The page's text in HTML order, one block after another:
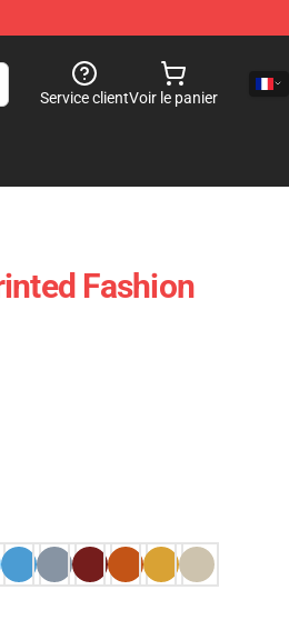
Service clientVoir le panier
Fashion